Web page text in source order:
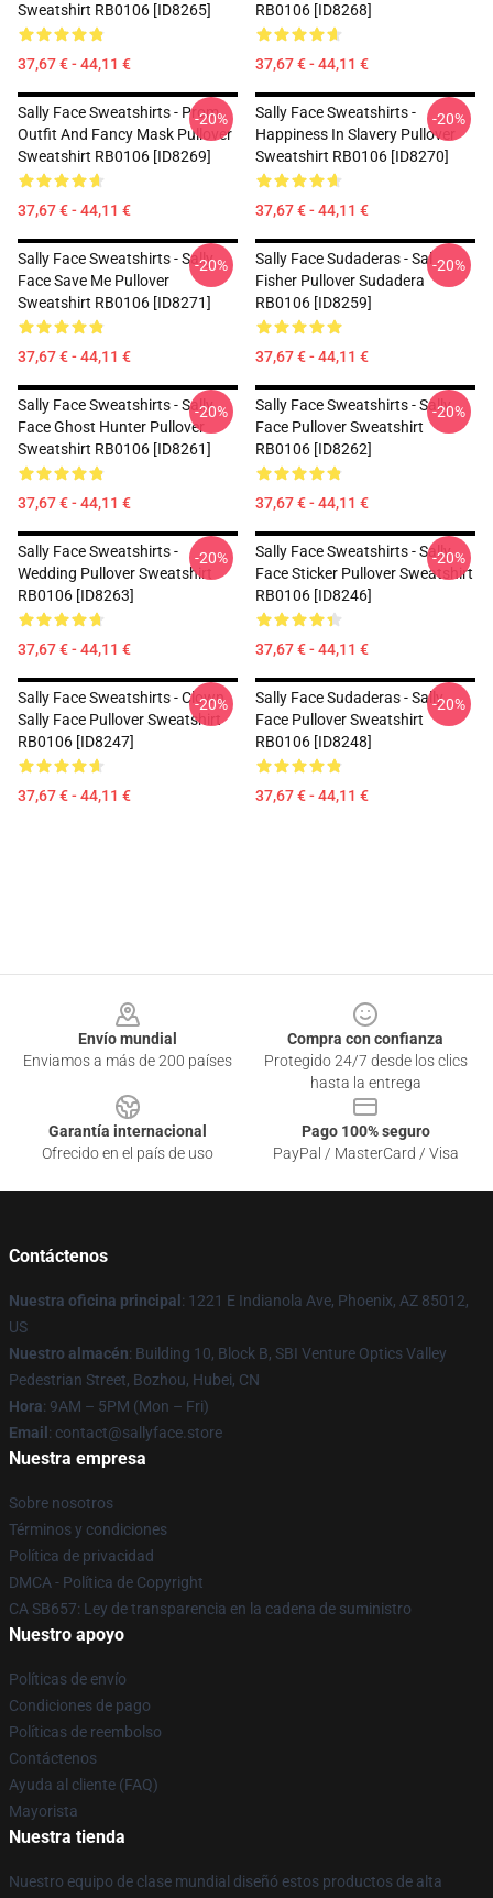
Sweatshirt RB0106 [ID8265]
37,67 € - 44,11 €
RB0106 [ID8268]
37,67 € - 44,11 €
Sally Face Sweatshirts - Prom
Outfit And Fancy Mask Pullover
Sweatshirt RB0106 [ID8269]
37,67 € - 44,11 €
-20%
Sally Face Sweatshirts -
Happiness In Slavery Pullover
Sweatshirt RB0106 [ID8270]
37,67 € - 44,11 €
-20%
Sally Face Sweatshirts - Sally
Face Save Me Pullover
Sweatshirt RB0106 [ID8271]
37,67 € - 44,11 €
-20%
Sally Face Sudaderas - Sal
Fisher Pullover Sudadera
RB0106 [ID8259]
37,67 € - 44,11 €
-20%
Sally Face Sweatshirts - Sally
Face Ghost Hunter Pullover
Sweatshirt RB0106 [ID8261]
37,67 € - 44,11 €
-20%
Sally Face Sweatshirts - Sally
Face Pullover Sweatshirt
RB0106 [ID8262]
37,67 € - 44,11 €
-20%
Sally Face Sweatshirts -
Wedding Pullover Sweatshirt
RB0106 [ID8263]
37,67 € - 44,11 €
-20%
Sally Face Sweatshirts - Sally
Face Sticker Pullover Sweatshirt
RB0106 [ID8246]
37,67 € - 44,11 €
-20%
Sally Face Sweatshirts - Clown
Sally Face Pullover Sweatshirt
RB0106 [ID8247]
37,67 € - 44,11 €
-20%
Sally Face Sudaderas - Sally
Face Pullover Sweatshirt
RB0106 [ID8248]
37,67 € - 44,11 €
-20%
Envío mundial
Enviamos a más de 200 países
Compra con confianza
Protegido 24/7 desde los clics
hasta la entrega
Garantía internacional
Ofrecido en el país de uso
Pago 100% seguro
PayPal / MasterCard / Visa
Contáctenos
Nuestra oficina principal : 1221 E Indianola Ave, Phoenix, AZ 85012,
US
Nuestro almacén: Building 10, Block B, SBI Venture Optics Valley
Pedestrian Street, Bozhou, Hubei, CN
Hora: 9AM – 5PM (Mon – Fri)
Email : contact@sallyface.store
Nuestra empresa
Sobre nosotros
Términos y condiciones
Política de privacidad
DMCA - Política de Copyright
CA SB657: Ley de transparencia en la cadena de suministro
Nuestro apoyo
Políticas de envío
Condiciones de pago
Políticas de reembolso
Contáctenos
Ayuda al cliente (FAQ)
Mayorista
Nuestra tienda
Nuestro equipo de clase mundial diseñó estos productos de alta